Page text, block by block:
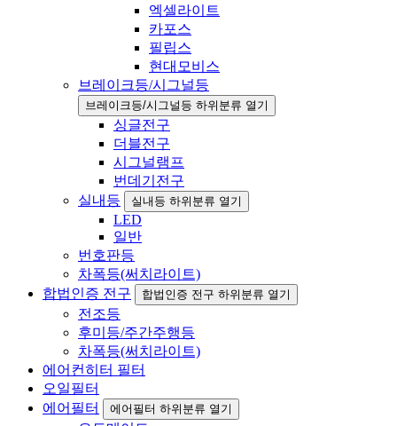
엑셀라이트
카포스
필립스
현대모비스
브레이크등/시그널등
브레이크등/시그널등 하위분류 열기
싱글전구
더블전구
시그널램프
번데기전구
실내등
실내등 하위분류 열기
LED
일반
번호판등
차폭등(써치라이트)
합법인증 전구
합법인증 전구 하위분류 열기
전조등
후미등/주간주행등
차폭등(써치라이트)
에어컨히터 필터
오일필터
에어필터
에어필터 하위분류 열기